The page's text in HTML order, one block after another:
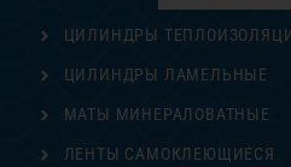
ЦИЛИНДРЫ
ЦИЛИНДРЫ ЛАМЕЛЬНЫЕ
МАТЫ МИНЕРАЛОВАТНЫЕ
ЛЕНТЫ САМОКЛЕЮЩИЕСЯ